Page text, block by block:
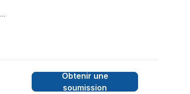
Obtenir une
soumission